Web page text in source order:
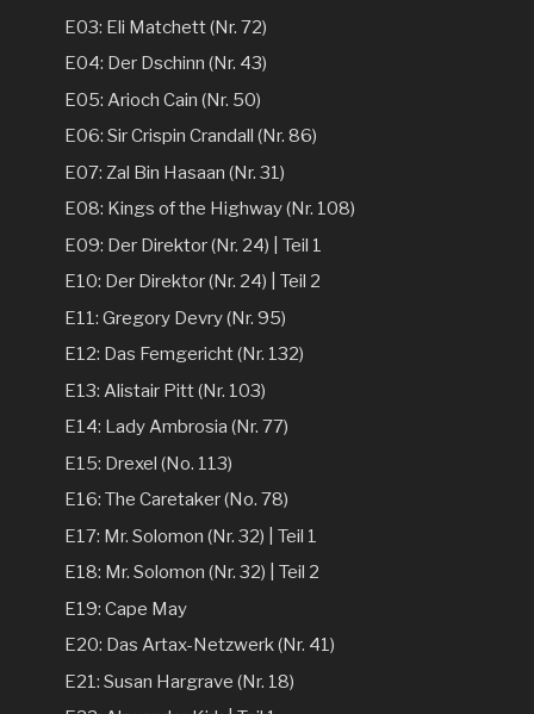
E03: Eli Matchett (Nr. 72)
E04: Der Dschinn (Nr. 43)
E05: Arioch Cain (Nr. 50)
E06: Sir Crispin Crandall (Nr. 86)
E07: Zal Bin Hasaan (Nr. 31)
E08: Kings of the Highway (Nr. 108)
E09: Der Direktor (Nr. 24) | Teil 1
E10: Der Direktor (Nr. 24) | Teil 2
E11: Gregory Devry (Nr. 95)
E12: Das Femgericht (Nr. 132)
E13: Alistair Pitt (Nr. 103)
E14: Lady Ambrosia (Nr. 77)
E15: Drexel (No. 113)
E16: The Caretaker (No. 78)
E17: Mr. Solomon (Nr. 32) | Teil 1
E18: Mr. Solomon (Nr. 32) | Teil 2
E19: Cape May
E20: Das Artax-Netzwerk (Nr. 41)
E21: Susan Hargrave (Nr. 18)